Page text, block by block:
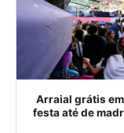
Arraial grátis
festa até de